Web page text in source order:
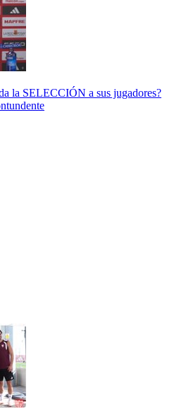
la SELECCIÓN a sus jugadores?